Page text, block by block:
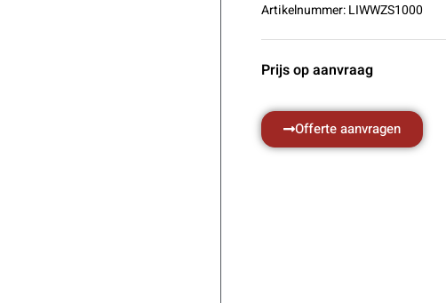
Artikelnummer:LIWWZS1000
Prijs op aanvraag
Offerte aanvragen